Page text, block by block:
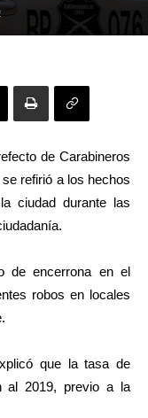
de Carabineros
refirió a los hechos
ciudad durante las
de encerrona en el
robos en locales
que la tasa de
al 2019, previo a la